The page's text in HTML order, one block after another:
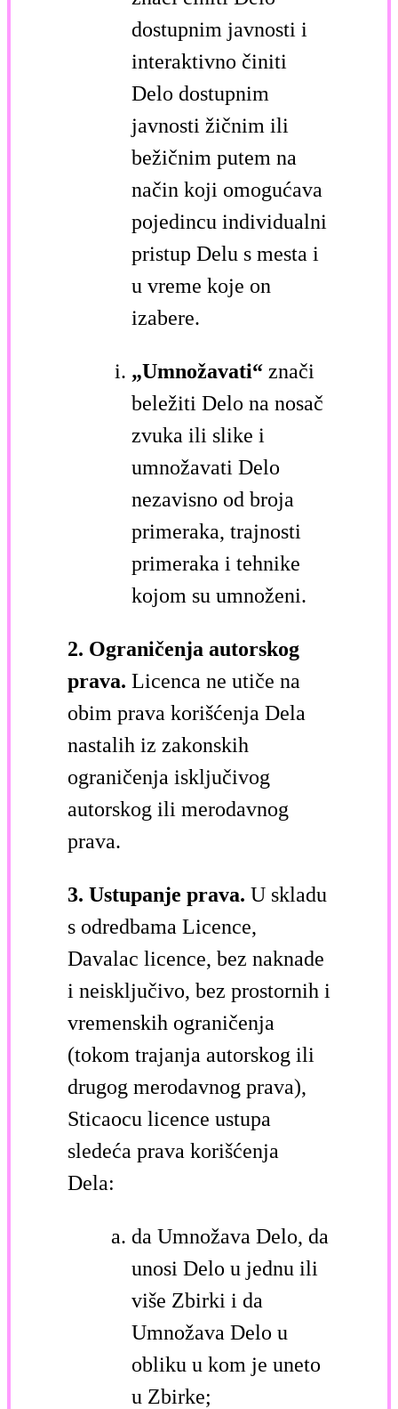
dostupnim javnosti i
interaktivno činiti
Delo dostupnim
javnosti žičnim ili
bežičnim putem na
način koji omogućava
pojedincu individualni
pristup Delu s mesta i
u vreme koje on
izabere.
„Umnožavati“ znači
beležiti Delo na nosač
zvuka ili slike i
umnožavati Delo
nezavisno od broja
primeraka, trajnosti
primeraka i tehnike
kojom su umnoženi.
2. Ograničenja autorskog
prava. Licenca ne utiče na
obim prava korišćenja Dela
nastalih iz zakonskih
ograničenja isključivog
autorskog ili merodavnog
prava.
3. Ustupanje prava. U skladu
s odredbama Licence,
Davalac licence, bez naknade
i neisključivo, bez prostornih i
vremenskih ograničenja
(tokom trajanja autorskog ili
drugog merodavnog prava),
Sticaocu licence ustupa
sledeća prava korišćenja
Dela:
da Umnožava Delo, da
unosi Delo u jednu ili
više Zbirki i da
Umnožava Delo u
obliku u kom je uneto
u Zbirke;